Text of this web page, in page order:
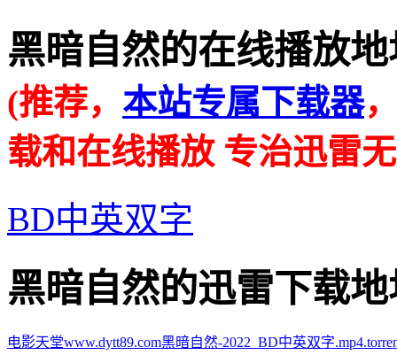
黑暗自然的在线播放地
(推荐， 本站专属下载器
载和在线播放 专治迅雷
BD中英双字
黑暗自然的迅雷下载地
电影天堂www.dytt89.com黑暗自然-2022_BD中英双字